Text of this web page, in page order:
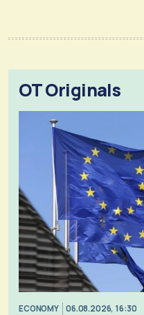
OT Originals
ECONOMY 06.08.2026, 16:30